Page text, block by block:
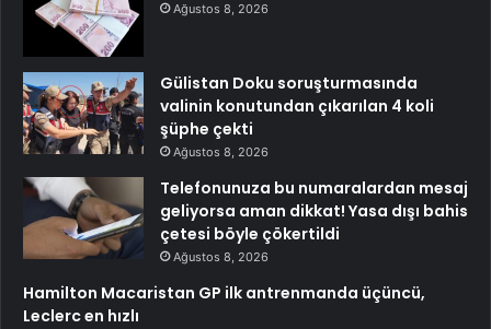
Ağustos 8, 2026
Gülistan Doku soruşturmasında
valinin konutundan çıkarılan 4 koli
şüphe çekti
Ağustos 8, 2026
Telefonunuza bu numaralardan mesaj
geliyorsa aman dikkat! Yasa dışı bahis
çetesi böyle çökertildi
Ağustos 8, 2026
Hamilton Macaristan GP ilk antrenmanda üçüncü,
Leclerc en hızlı